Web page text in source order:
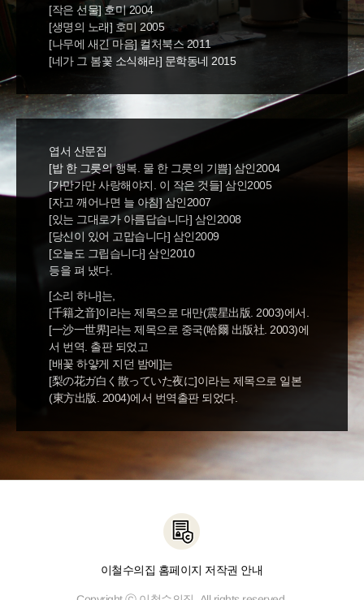
[작은 선물] 호미 2004
[생명의 노래] 호미 2005
[나무에 새긴 마음] 컬처북스 2011
[네가 그 봄꽃 소식해라] 문학동네 2015
엽서 산문집
[밥 한 그릇의 행복. 물 한 그릇의 기쁨] 삼인2004
[가만가만 사랑해야지. 이 작은 것들] 삼인2005
[자고 깨어나면 늘 아침] 삼인2007
[있는 그대로가 아름답습니다] 삼인2008
[당신이 있어 고맙습니다] 삼인2009
[오늘도 그립습니다] 삼인2010
등을 펴 냈다.
[소리 하나]는,
[千籍之音]이라는 제목으로 대만(震星出版. 2003)에서.
[一沙一世界]라는 제목으로 중국(哈爾 出版社. 2003)에
서 번역. 출판 되었고
[배꽃 하얗게 지던 밤에]는
[梨の花ガ白く散っていた夜に]이라는 제목으로 일본
(東方出版. 2004)에서 번역출판 되었다.
이철수의집 홈페이지 저작권 안내